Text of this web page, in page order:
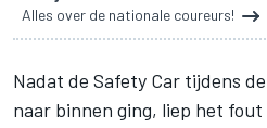
Alles over de nationale coureurs!
Nadat de Safety Car tijdens
naar binnen ging, liep het